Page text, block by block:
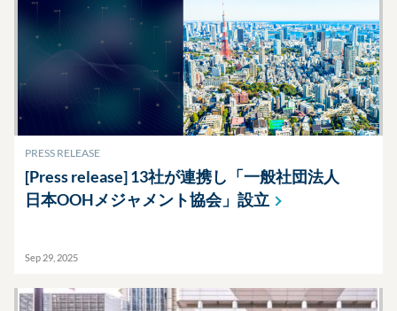
PRESS RELEASE
[Press release] 13社が連携し「一般社団法人
日本OOHメジャメント協会」設立
Sep 29, 2025